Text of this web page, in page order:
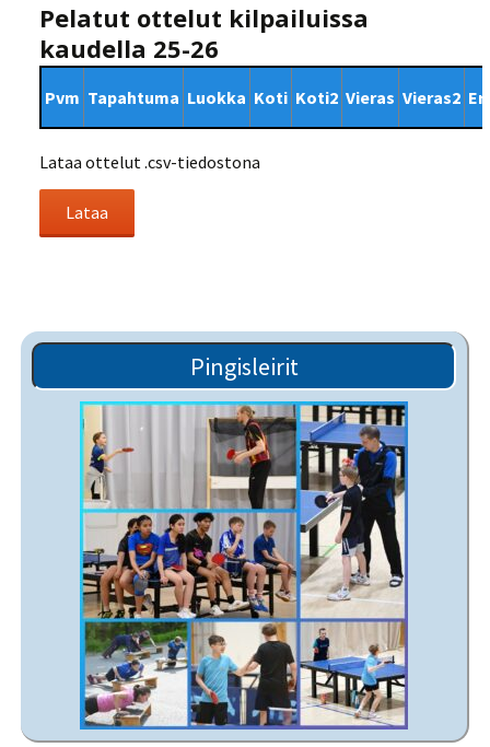
Pelatut ottelut kilpailuissa
kaudella 25-26
Pvm Tapahtuma Luokka Koti Koti2 Vieras Vieras2
Lataa ottelut .csv-tiedostona
Pingisleirit